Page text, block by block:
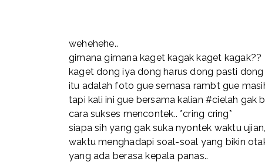
wehehehe..
gimana gimana kaget kagak kaget kagak??
kaget dong iya dong harus dong pasti
itu adalah foto gue semasa rambt gue
tapi kali ini gue bersama kalian #cielah gak
cara sukses mencontek.. *cring cring*
siapa sih yang gak suka nyontek waktu
waktu menghadapi soal-soal yang bikin
yang ada berasa kepala panas..